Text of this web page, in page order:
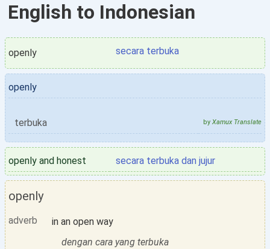
English to Indonesian
openly secara terbuka
openly
terbuka by Xamux Translate
openly and honest secara terbuka dan jujur
openly
adverb
in an open way
dengan cara yang terbuka